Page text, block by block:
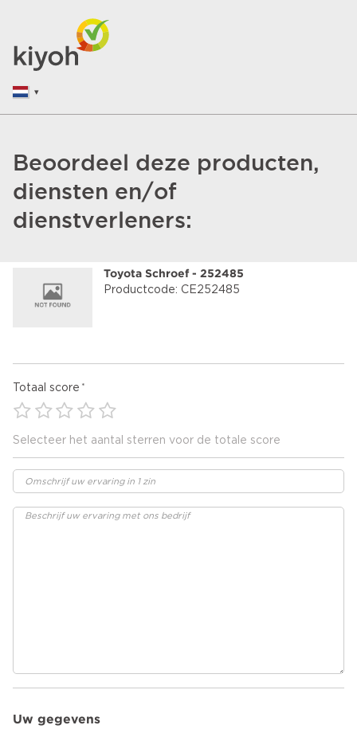
Beoordeel deze producten,
diensten en/of
dienstverleners:
Toyota Schroef - 252485
Productcode: CE252485
Totaal score
Selecteer het aantal sterren voor de totale score
Uw gegevens